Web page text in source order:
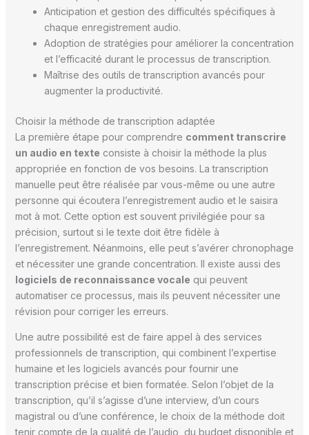
Anticipation et gestion des difficultés spécifiques à
chaque enregistrement audio.
Adoption de stratégies pour améliorer la concentration
et l’efficacité durant le processus de transcription.
Maîtrise des outils de transcription avancés pour
augmenter la productivité.
Choisir la méthode de transcription adaptée
La première étape pour comprendre comment transcrire
un audio en texte consiste à choisir la méthode la plus
appropriée en fonction de vos besoins. La transcription
manuelle peut être réalisée par vous-même ou une autre
personne qui écoutera l’enregistrement audio et le saisira
mot à mot. Cette option est souvent privilégiée pour sa
précision, surtout si le texte doit être fidèle à
l’enregistrement. Néanmoins, elle peut s’avérer chronophage
et nécessiter une grande concentration. Il existe aussi des
logiciels de reconnaissance vocale qui peuvent
automatiser ce processus, mais ils peuvent nécessiter une
révision pour corriger les erreurs.
Une autre possibilité est de faire appel à des services
professionnels de transcription, qui combinent l’expertise
humaine et les logiciels avancés pour fournir une
transcription précise et bien formatée. Selon l’objet de la
transcription, qu’il s’agisse d’une interview, d’un cours
magistral ou d’une conférence, le choix de la méthode doit
tenir compte de la qualité de l’audio, du budget disponible et